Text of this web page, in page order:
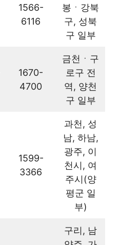
1566-
6116
봉ㆍ강북
구, 성북
구 일부
1670-
4700
금천ㆍ구
로구 전
역, 양천
구 일부
1599-
3366
과천, 성
남, 하남,
광주, 이
천시, 여
주시(양
평군 일
부)
구리, 남